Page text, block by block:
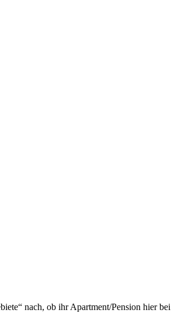
nach, ob ihr Apartment/Pension hier